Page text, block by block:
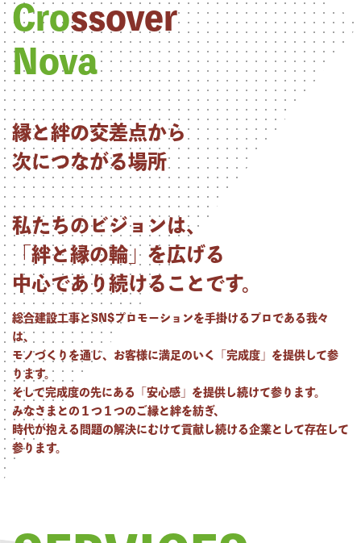
Crossover
Nova
縁と絆の交差点から
次につながる場所
私たちのビジョンは、
「絆と縁の輪」を広げる
中心であり続けることです。
総合建設工事とSNSプロモーションを手掛けるプロである我々
は、
モノづくりを通じ、お客様に満足のいく「完成度」を提供して参
ります。
そして完成度の先にある「安心感」を提供し続けて参ります。
みなさまとの１つ１つのご縁と絆を紡ぎ、
時代が抱える問題の解決にむけて貢献し続ける企業として存在して
参ります。